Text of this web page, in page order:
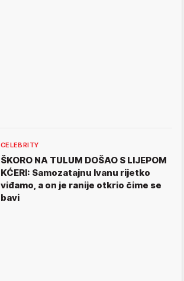
CELEBRITY
ŠKORO NA TULUM DOŠAO S LIJEPOM
KĆERI: Samozatajnu Ivanu rijetko
viđamo, a on je ranije otkrio čime se
bavi